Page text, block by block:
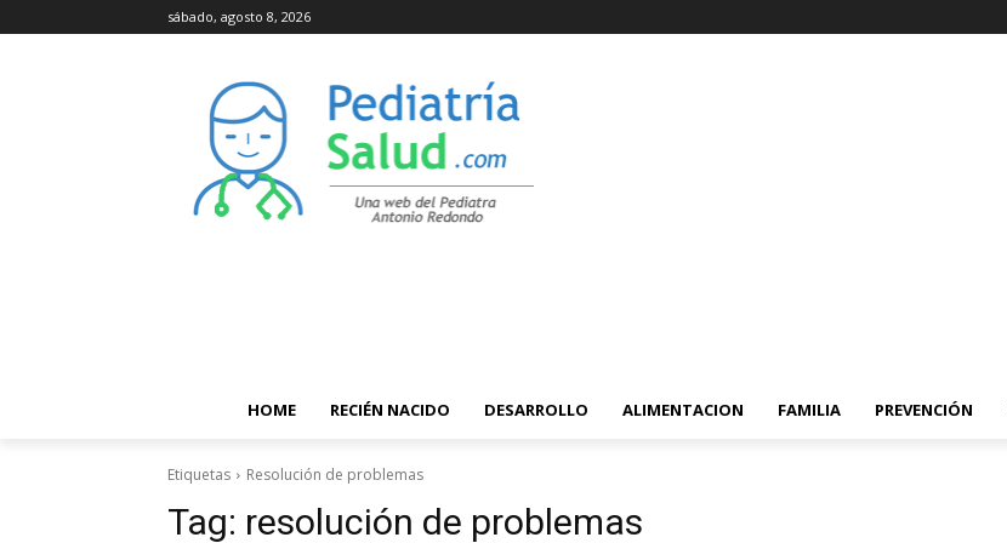
sábado, agosto 8, 2026
HOME RECIÉN NACIDO DESARROLLO ALIMENTACION FAMILIA PREVENCIÓN
Etiquetas Resolución de problemas
Tag: resolución de problemas